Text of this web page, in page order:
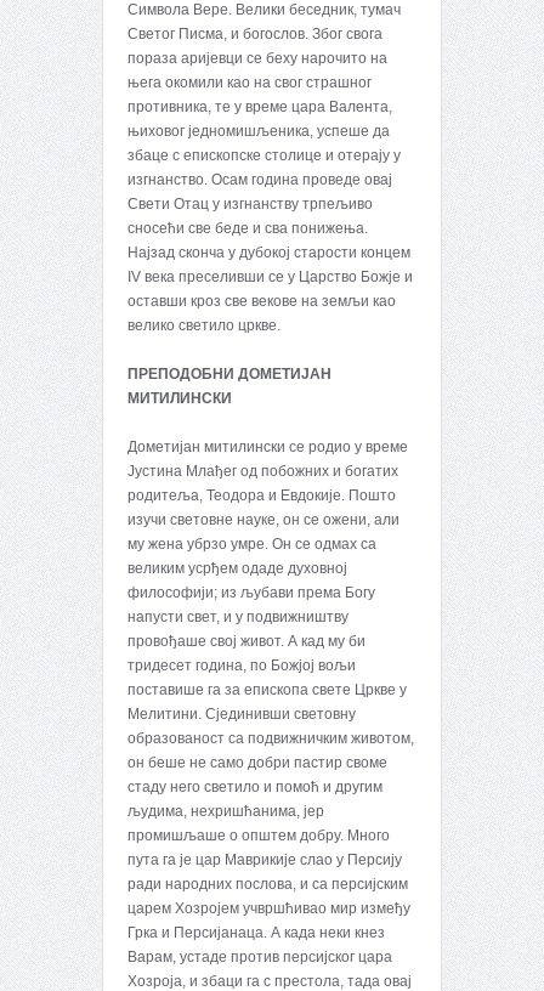
Символа Вере. Велики беседник, тумач
Светог Писма, и богослов. Због свога
пораза аријевци се беху нарочито на
њега окомили као на свог страшног
противника, те у време цара Валента,
њиховог једномишљеника, успеше да
збаце с епископске столице и отерају у
изгнанство. Осам година проведе овај
Свети Отац у изгнанству трпељиво
сносећи све беде и сва понижења.
Најзад сконча у дубокој старости концем
IV века преселивши се у Царство Божје и
оставши кроз све векове на земљи као
велико светило цркве.
ПРЕПОДОБНИ ДОМЕТИЈАН
МИТИЛИНСКИ
Дометијан митилински се родио у време
Јустина Млађег од побожних и богатих
родитеља, Теодора и Евдокије. Пошто
изучи световне науке, он се ожени, али
му жена убрзо умре. Он се одмах са
великим усрђем одаде духовној
философији; из љубави према Богу
напусти свет, и у подвижништву
провођаше свој живот. А кад му би
тридесет година, по Божјој вољи
поставише га за епископа свете Цркве у
Мелитини. Сјединивши световну
образованост са подвижничким животом,
он беше не само добри пастир своме
стаду него светило и помоћ и другим
људима, нехришћанима, јер
промишљаше о општем добру. Много
пута га је цар Маврикије слао у Персију
ради народних послова, и са персијским
царем Хозројем учвршћивао мир између
Грка и Персијанаца. А када неки кнез
Варам, устаде против персијског цара
Хозроја, и збаци га с престола, тада овај